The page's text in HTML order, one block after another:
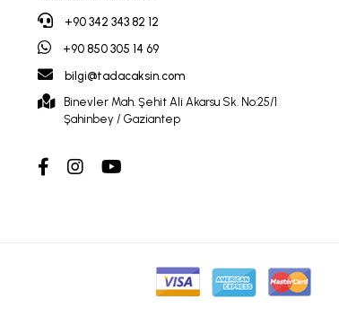
+90 342 343 82 12
+90 850 305 14 69
bilgi@tadacaksin.com
Binevler Mah. Şehit Ali Akarsu Sk. No:25/1
Şahinbey / Gaziantep